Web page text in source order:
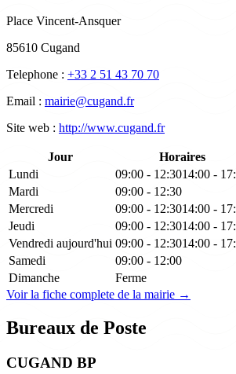
Place Vincent-Ansquer
85610 Cugand
Telephone : +33 2 51 43 70 70
Email : mairie@cugand.fr
Site web : http://www.cugand.fr
Jour
Horaires
Lundi
09:00 - 12:3014:00 -
Mardi
09:00 - 12:30
Mercredi
09:00 - 12:3014:00 -
Jeudi
09:00 - 12:3014:00 -
Vendredi aujourd'hui 09:00 - 12:3014:00 -
Samedi
09:00 - 12:00
Dimanche
Ferme
Voir la fiche complete de la mairie →
Bureaux de Poste
CUGAND BP